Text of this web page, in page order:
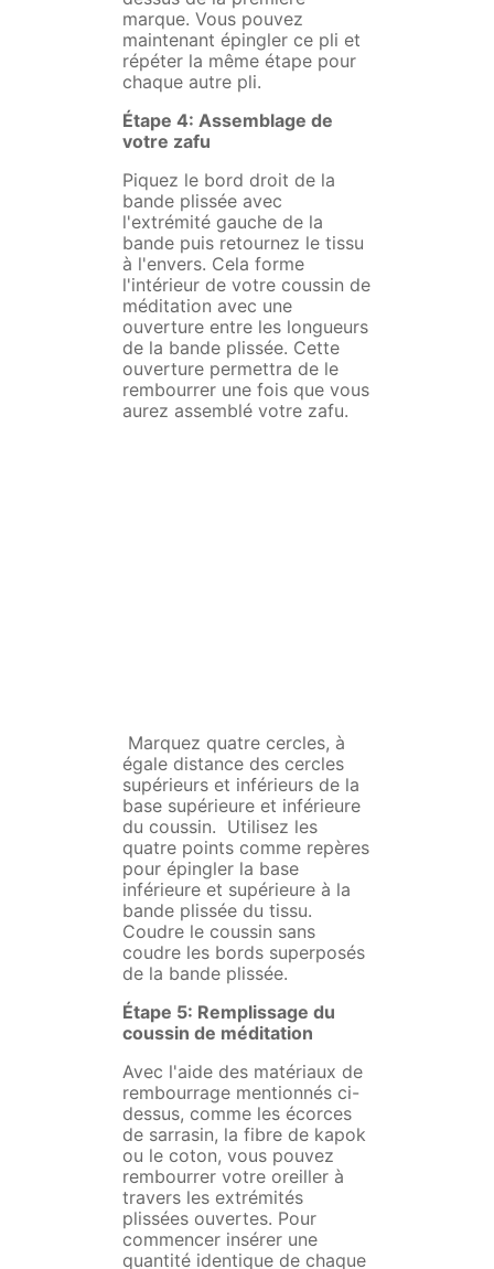
marque. Vous pouvez
maintenant épingler ce pli et
répéter la même étape pour
chaque autre pli.
Étape 4: Assemblage de
votre zafu
Piquez le bord droit de la
bande plissée avec
l'extrémité gauche de la
bande puis retournez le tissu
à l'envers. Cela forme
l'intérieur de votre coussin de
méditation avec une
ouverture entre les longueurs
de la bande plissée. Cette
ouverture permettra de le
rembourrer une fois que vous
aurez assemblé votre zafu.
Marquez quatre cercles, à
égale distance des cercles
supérieurs et inférieurs de la
base supérieure et inférieure
du coussin. Utilisez les
quatre points comme repères
pour épingler la base
inférieure et supérieure à la
bande plissée du tissu.
Coudre le coussin sans
coudre les bords superposés
de la bande plissée.
Étape 5: Remplissage du
coussin de méditation
Avec l'aide des matériaux de
rembourrage mentionnés ci-
dessus, comme les écorces
de sarrasin, la fibre de kapok
ou le coton, vous pouvez
rembourrer votre oreiller à
travers les extrémités
plissées ouvertes. Pour
commencer insérer une
quantité identique de chaque